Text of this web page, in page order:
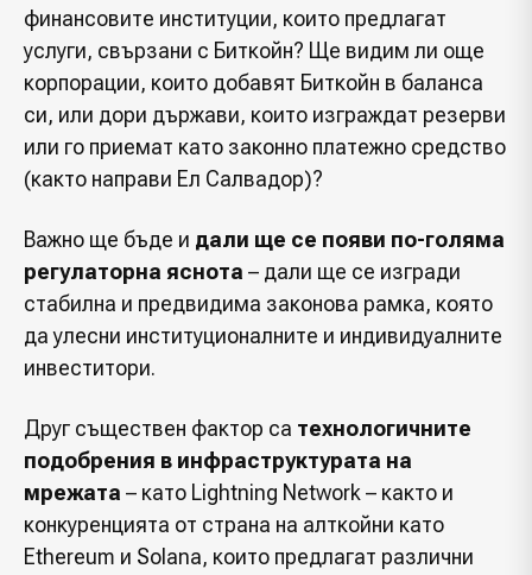
финансовите институции, които предлагат
услуги, свързани с Биткойн? Ще видим ли още
корпорации, които добавят Биткойн в баланса
си, или дори държави, които изграждат резерви
или го приемат като законно платежно средство
(както направи Ел Салвадор)?
Важно ще бъде и дали ще се появи по-голяма
регулаторна яснота – дали ще се изгради
стабилна и предвидима законова рамка, която
да улесни институционалните и индивидуалните
инвеститори.
Друг съществен фактор са технологичните
подобрения в инфраструктурата на
мрежата – като Lightning Network – както и
конкуренцията от страна на алткойни като
Ethereum и Solana, които предлагат различни